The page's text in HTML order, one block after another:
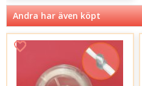
Andra har även köpt